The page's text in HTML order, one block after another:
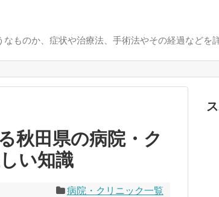
ものか、症状や治療法、手術法やその経過などを
秋田県の病院・ク
い知識
病院・クリニック一覧